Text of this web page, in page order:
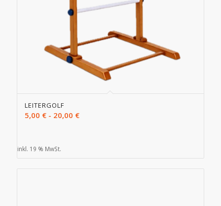
LEITERGOLF
5,00 €- 20,00 €
inkl. 19 % MwSt.